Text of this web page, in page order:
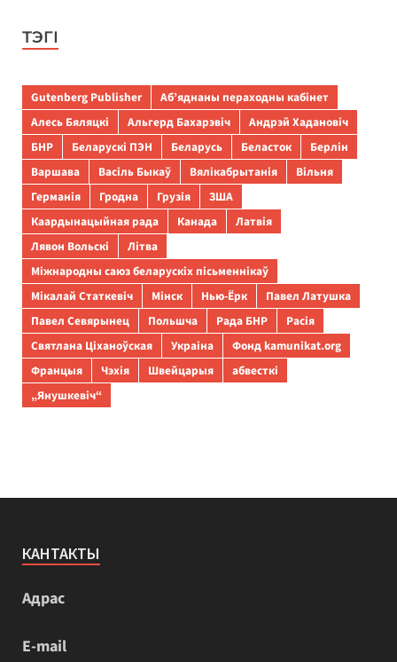
ТЭГІ
Gutenberg Publisher
Аб’яднаны пераходны кабінет
Алесь Бяляцкі
Альгерд Бахарэвіч
Андрэй Хадановіч
БНР
Беларускі ПЭН Беларусь Беласток
Берлін
Варшава
Васіль Быкаў Вялікабрытанія
Вільня
Германія
Гродна Грузія
ЗША
Каардынацыйная рада
Канада
Латвія
Лявон Вольскі
Літва
Міжнародны саюз беларускіх пісьменнікаў
Мікалай Статкевіч
Мінск Нью-Ёрк
Павел Латушка
Павел Севярынец
Польшча Рада БНР
Расія
Святлана Ціханоўская
Украіна
Фонд kamunikat.org
Францыя
Чэхія Швейцарыя
абвесткі
„Янушкевіч“
КАНТАКТЫ
Адрас
E-mail